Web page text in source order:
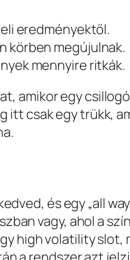
eredményektől.
körben megújulnak.
mennyire ritkák.
amikor egy
itt csak egy trükk,
és egy „all
vagy, ahol a
high volatility slot,